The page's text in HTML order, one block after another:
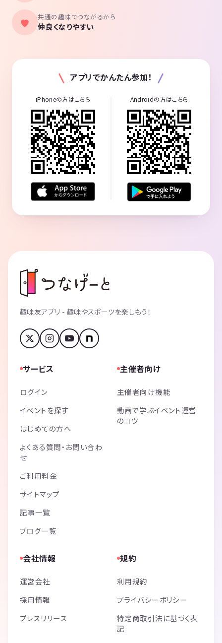
共通の趣味でつながるから
仲良くなりやすい
アプリでかんたん参加！
iPhoneの方はこちら Androidの方はこちら
趣味友アプリ - 趣味やスポーツを楽しもう！
サービス
ログイン
イベントを探す
はじめての方へ
よくある質問・お問い合わ
せ
ご利用料金
サイトマップ
記事一覧
ブログ一覧
主催者向け
主催者向け機能
動画で学ぶイベント運営
のコツ
会社情報
運営会社
採用情報
プレスリリース
規約
利用規約
プライバシーポリシー
特定商取引法に基づく表
記